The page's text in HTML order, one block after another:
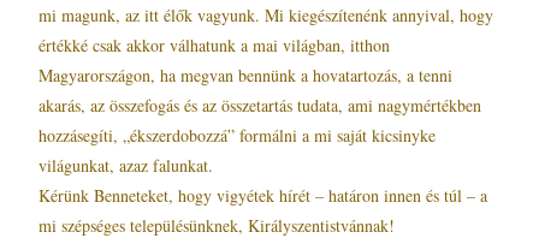
mi magunk, az itt élők vagyunk. Mi kiegészítenénk annyival, hogy
értékké csak akkor válhatunk a mai világban, itthon
Magyarországon, ha megvan bennünk a hovatartozás, a tenni
akarás, az összefogás és az összetartás tudata, ami nagymértékben
hozzásegíti, „ékszerdobozzá” formálni a mi saját kicsinyke
világunkat, azaz falunkat.
Kérünk Benneteket, hogy vigyétek hírét – határon innen és túl – a
mi szépséges településünknek, Királyszentistvánnak!